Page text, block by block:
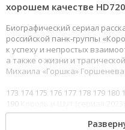
хорошем качестве
Биографический сериал
российской панк-группы
к успеху и непростых
а также о жизни и
Михаила «Горшка» Горшенева.
173 174 175 176 177 178 179 180
190
хорошем качестве Full HD